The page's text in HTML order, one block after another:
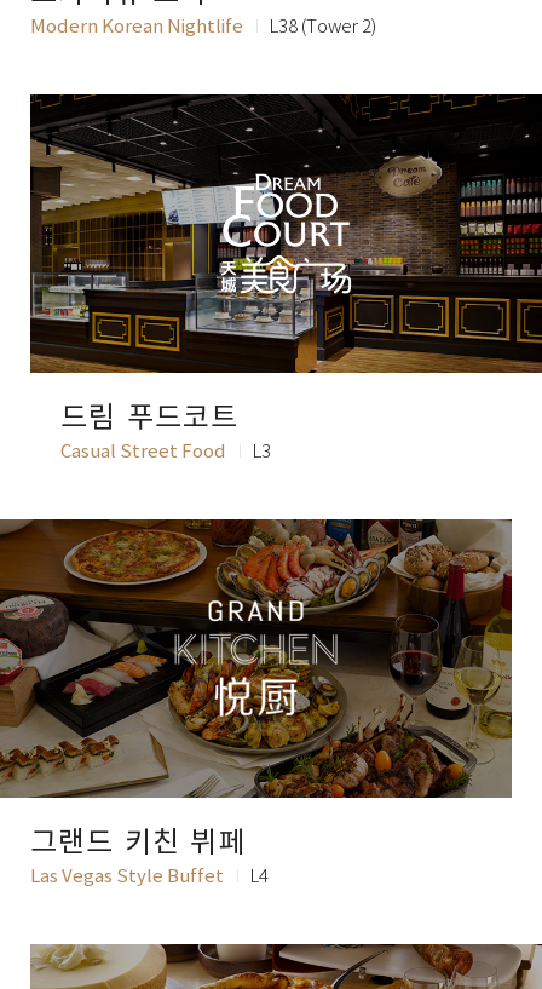
Modern Korean Nightlife L38 (Tower 2)
드림 푸드코트
Casual Street Food L3
그랜드 키친 뷔페
Las Vegas Style Buffet L4